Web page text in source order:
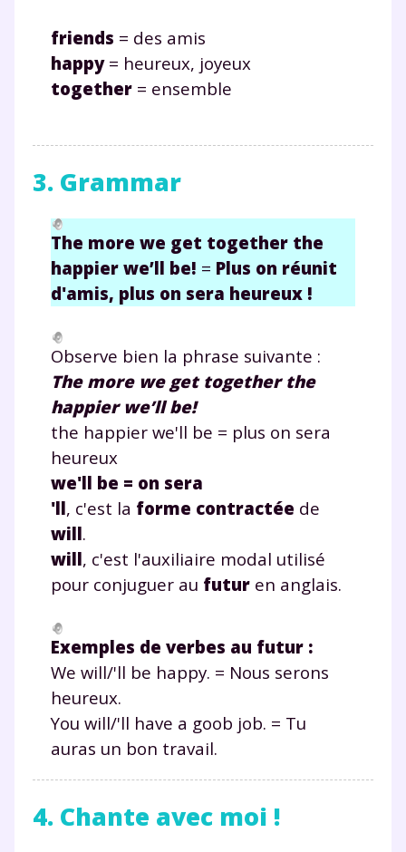
friends = des amis
happy= heureux, joyeux
together = ensemble
3. Grammar
The more we get together the
happier we’ll be! = Plus on réunit
d'amis, plus on sera heureux !
Observe bien la phrase suivante :
The more we get together the
happier we’ll be!
the happier we'll be = plus on sera
heureux
we'll be = on sera
'll, c'est la forme contractée de
will.
will, c'est l'auxiliaire modal utilisé
pour conjuguer au futur en anglais.
Exemples de verbes au futur :
We will/'ll be happy. = Nous serons
heureux.
You will/'ll have a goob job. = Tu
auras un bon travail.
4. Chante avec moi !